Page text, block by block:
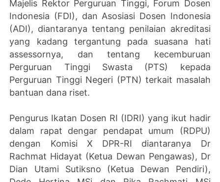
Majelis Rektor Perguruan Tinggi, Forum Dosen
Indonesia (FDI), dan Asosiasi Dosen Indonesia
(ADI), diantaranya tentang penilaian akreditasi
yang kadang tergantung pada suasana hati
assessornya, dan tentang kecemburuan
Perguruan Tinggi Swasta (PTS) kepada
Perguruan Tinggi Negeri (PTN) terkait masalah
bantuan dana riset.
Pengurus Ikatan Dosen RI (IDRI) yang ikut hadir
dalam rapat dengar pendapat umum (RDPU)
dengan Komisi X DPR-RI diantaranya Dr
Rachmat Hidayat (Ketua Dewan Pengawas), Dr
Dian Utami Sutiksno (Ketua Dewan Pendiri),